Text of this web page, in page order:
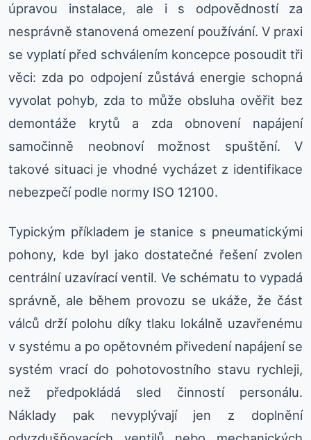
úpravou instalace, ale i s odpovědností za
nesprávně stanovená omezení používání. V praxi
se vyplatí před schválením koncepce posoudit tři
věci: zda po odpojení zůstává energie schopná
vyvolat pohyb, zda to může obsluha ověřit bez
demontáže krytů a zda obnovení napájení
samočinně neobnoví možnost spuštění. V
takové situaci je vhodné vycházet z identifikace
nebezpečí podle normy ISO 12100.
Typickým příkladem je stanice s pneumatickými
pohony, kde byl jako dostatečné řešení zvolen
centrální uzavírací ventil. Ve schématu to vypadá
správně, ale během provozu se ukáže, že část
válců drží polohu díky tlaku lokálně uzavřenému
v systému a po opětovném přivedení napájení se
systém vrací do pohotovostního stavu rychleji,
než předpokládá sled činností personálu.
Náklady pak nevyplývají jen z doplnění